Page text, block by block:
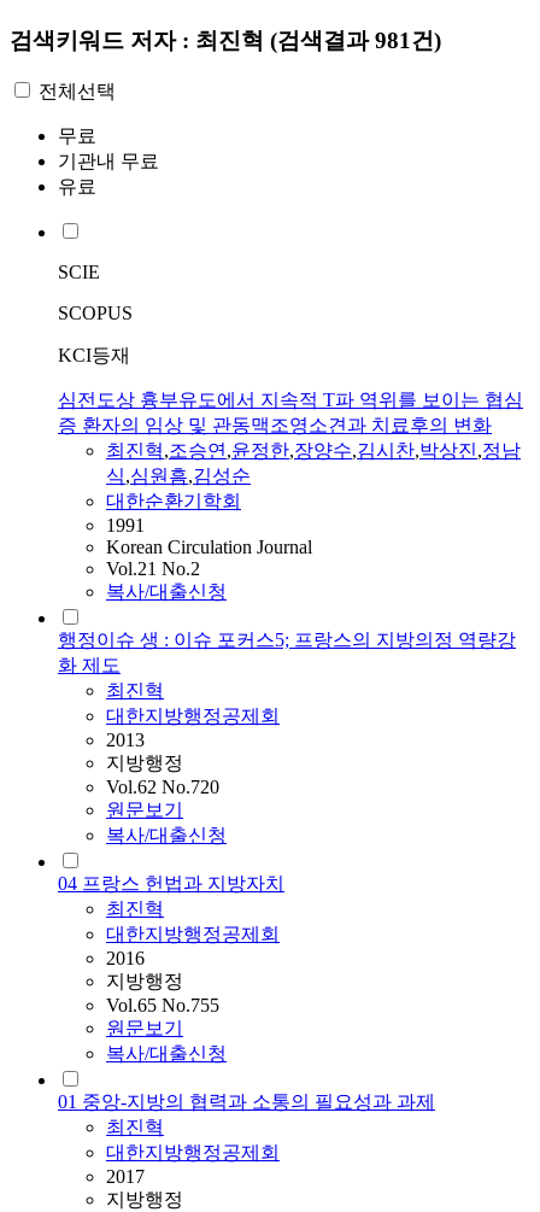
검색키워드 저자 : 최진혁 (검색결과 981건)
전체선택
무료
기관내 무료
유료
SCIE
SCOPUS
KCI등재
심전도상 흉부유도에서 지속적 T파 역위를 보이는 협심
증 환자의 임상 및 관동맥조영소견과 치료후의 변화
최진혁,조승연,윤정한,장양수,김시찬,박상진,정남
식,심원흠,김성순
대한순환기학회
1991
Korean Circulation Journal
Vol.21 No.2
복사/대출신청
행정이슈 생 : 이슈 포커스5; 프랑스의 지방의정 역량강
화 제도
최진혁
대한지방행정공제회
2013
지방행정
Vol.62 No.720
원문보기
복사/대출신청
04 프랑스 헌법과 지방자치
최진혁
대한지방행정공제회
2016
지방행정
Vol.65 No.755
원문보기
복사/대출신청
01 중앙-지방의 협력과 소통의 필요성과 과제
최진혁
대한지방행정공제회
2017
지방행정